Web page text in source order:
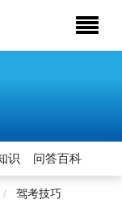
识 问答百科
驾考技巧